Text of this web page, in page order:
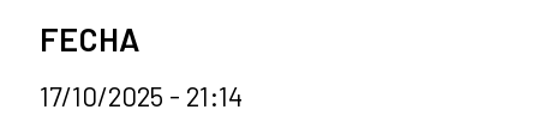
FECHA
17/10/2025 - 21:14